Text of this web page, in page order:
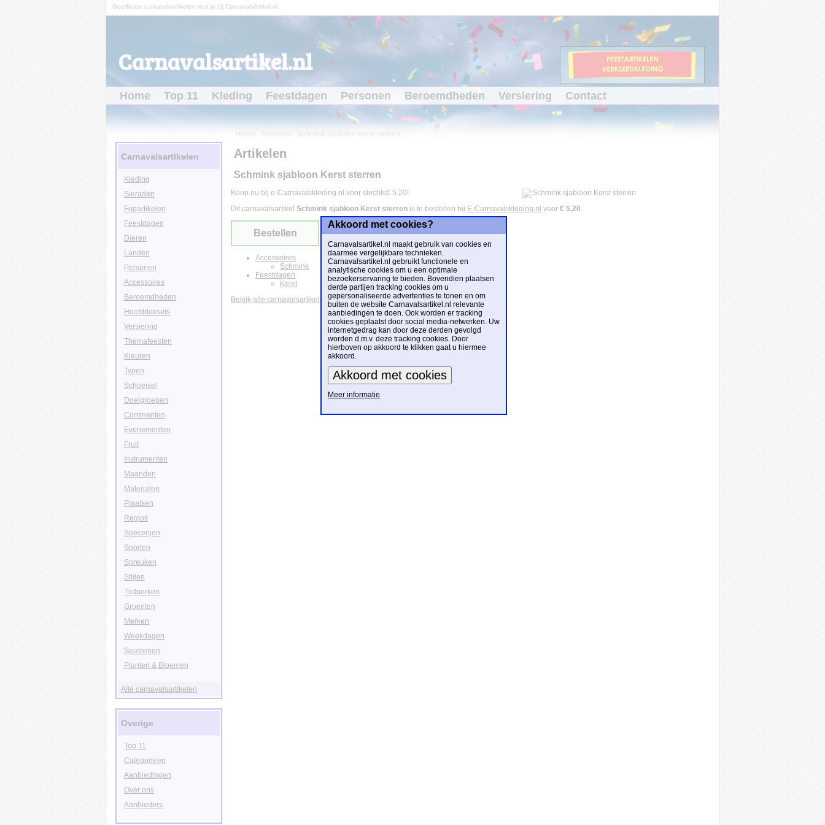
Goedkope carnavalsartikelen vind je bij CarnavalsArtikel.nl
Carnavalsartikel.nl
Home Top 11 Kleding Feestdagen Personen Beroemdheden Versiering Contact
Home Artikelen Schmink sjabloon Kerst sterren
Artikelen
Schmink sjabloon Kerst sterren
Koop nu bij e-Carnavalskleding.nl voor slechts€ 5.20!
Dit carnavalsartikel Schmink sjabloon Kerst sterren is te bestellen bij E-Carnavalskleding.nl voor € 5,20.
Bestellen
Accessoires
Schmink
Feestdagen
Kerst
Bekijk alle carnavalsartikelen
Carnavalsartikelen
Kleding
Sieraden
Fopartikelen
Feestdagen
Dieren
Landen
Personen
Accessoires
Beroemdheden
Hoofddeksels
Versiering
Themafeesten
Kleuren
Typen
Schoeisel
Doelgroepen
Continenten
Evenementen
Fruit
Instrumenten
Maanden
Materialen
Plaatsen
Regios
Specerijen
Sporten
Spreuken
Stijlen
Tijdperken
Groenten
Merken
Weekdagen
Seizoenen
Planten & Bloemen
Alle carnavalsartikelen
Overige
Top 11
Categorieen
Aanbiedingen
Over ons
Aanbieders
Akkoord met cookies?
Carnavalsartikel.nl maakt gebruik van cookies en
daarmee vergelijkbare technieken.
Carnavalsartikel.nl gebruikt functionele en
analytische cookies om u een optimale
bezoekerservaring te bieden. Bovendien plaatsen
derde partijen tracking cookies om u
gepersonaliseerde advertenties te tonen en om
buiten de website Carnavalsartikel.nl relevante
aanbiedingen te doen. Ook worden er tracking
cookies geplaatst door social media-netwerken. Uw
internetgedrag kan door deze derden gevolgd
worden d.m.v. deze tracking cookies. Door
hierboven op akkoord te klikken gaat u hiermee
akkoord.
Meer informatie